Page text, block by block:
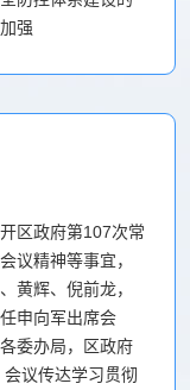
强
区政府第107次常
议精神等事宜，
黄辉、倪前龙，
申向军出席会
委办局，区政府
议传达学习贯彻